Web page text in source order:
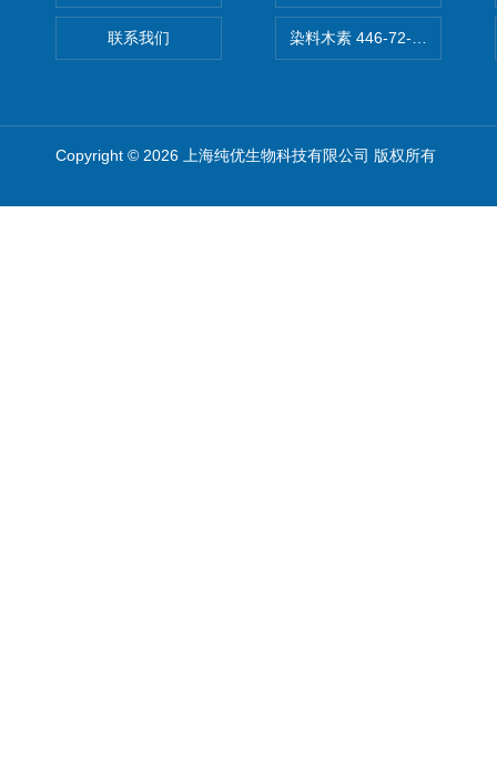
联系我们 染料木素 446-72-0
Copyright © 2026 上海纯优生物科技有限公司 版权所有